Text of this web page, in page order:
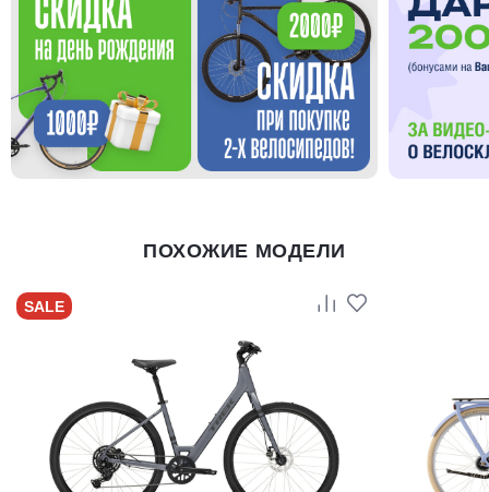
ПОХОЖИЕ МОДЕЛИ
SALE